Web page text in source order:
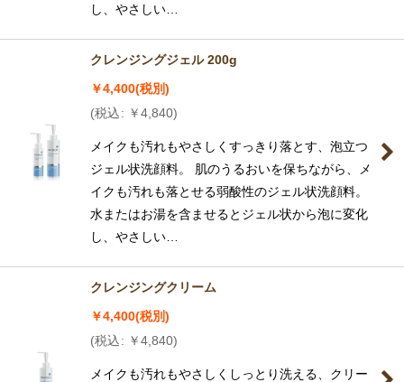
し、やさしい…
クレンジングジェル 200g
￥4,400(税別)
(税込: ￥4,840)
メイクも汚れもやさしくすっきり落とす、泡立つ
ジェル状洗顔料。 肌のうるおいを保ちながら、メ
イクも汚れも落とせる弱酸性のジェル状洗顔料。
水またはお湯を含ませるとジェル状から泡に変化
し、やさしい…
クレンジングクリーム
￥4,400(税別)
(税込: ￥4,840)
メイクも汚れもやさしくしっとり洗える、クリー